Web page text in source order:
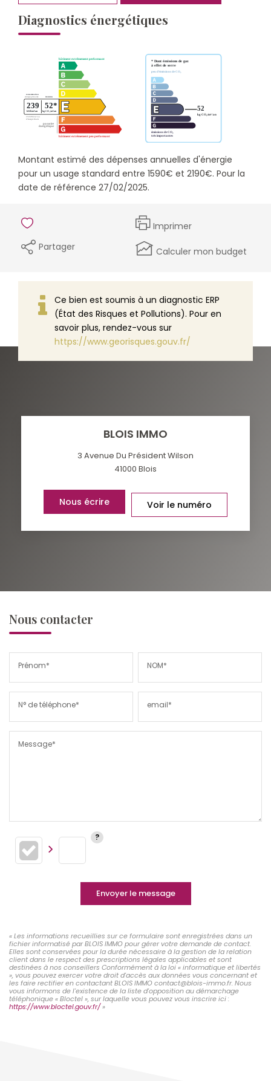
Diagnostics énergétiques
Montant estimé des dépenses annuelles d'énergie
pour un usage standard entre 1590€ et 2190€. Pour la
date de référence 27/02/2025.
Imprimer
Partager
Calculer mon budget
Ce bien est soumis à un diagnostic ERP
(État des Risques et Pollutions). Pour en
savoir plus, rendez-vous sur
https://www.georisques.gouv.fr/
BLOIS IMMO
3 Avenue Du Président Wilson
41000 Blois
Nous écrire Voir le numéro
Nous contacter
Prénom* NOM*
N° de téléphone* email*
Message*
Envoyer le message
« Les informations recueillies sur ce formulaire sont enregistrées dans un
fichier informatisé par BLOIS IMMO pour gérer votre demande de contact.
Elles sont conservées pour la durée nécessaire à la gestion de la relation
client dans le respect des prescriptions légales applicables et sont
destinées à nos conseillers Conformément à la loi « informatique et libertés
», vous pouvez exercer votre droit d'accès aux données vous concernant et
les faire rectifier en contactant BLOIS IMMO contact@blois-immo.fr. Nous
vous informons de l'existence de la liste d'opposition au démarchage
téléphonique « Bloctel », sur laquelle vous pouvez vous inscrire ici :
https://www.bloctel.gouv.fr/»